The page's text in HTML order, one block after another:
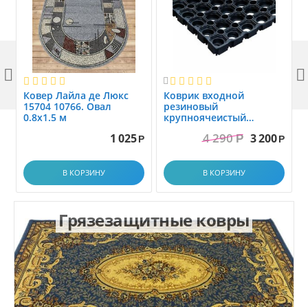
Ковер Лайла де Люкс
15704 10766. Овал
0.8x1.5 м
1 025 Р
В КОРЗИНУ

Коврик вxодной
резиновый
крупноячеистый
1.0x1.5 м4 290 Р 3 200 Р
В КОРЗИНУ
 
Грязезащитные ковры